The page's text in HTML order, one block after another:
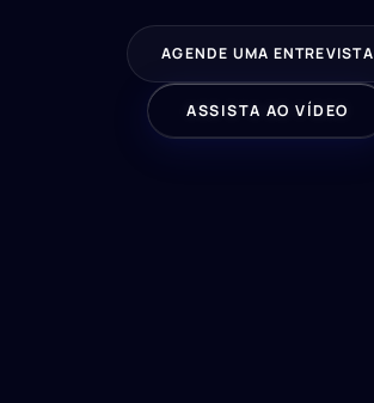
FALE CONOSCO
AGENDE UMA ENTREVISTA
ASSISTA AO VÍDEO